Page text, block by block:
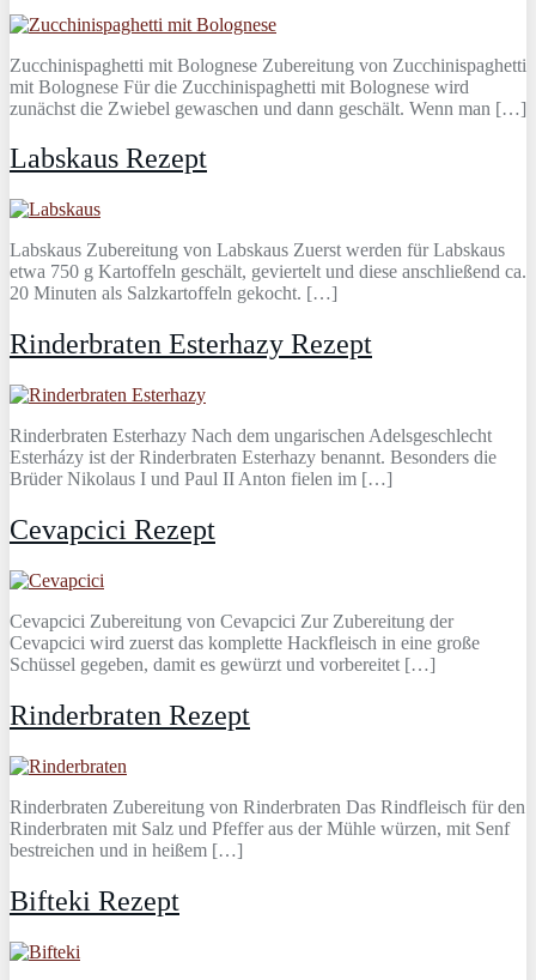
Zucchinispaghetti mit Bolognese Zubereitung von Zucchinispaghetti
mit Bolognese Für die Zucchinispaghetti mit Bolognese wird
zunächst die Zwiebel gewaschen und dann geschält. Wenn man […]
Labskaus Rezept
Labskaus Zubereitung von Labskaus Zuerst werden für Labskaus
etwa 750 g Kartoffeln geschält, geviertelt und diese anschließend ca.
20 Minuten als Salzkartoffeln gekocht. […]
Rinderbraten Esterhazy Rezept
Rinderbraten Esterhazy Nach dem ungarischen Adelsgeschlecht
Esterházy ist der Rinderbraten Esterhazy benannt. Besonders die
Brüder Nikolaus I und Paul II Anton fielen im […]
Cevapcici Rezept
Cevapcici Zubereitung von Cevapcici Zur Zubereitung der
Cevapcici wird zuerst das komplette Hackfleisch in eine große
Schüssel gegeben, damit es gewürzt und vorbereitet […]
Rinderbraten Rezept
Rinderbraten Zubereitung von Rinderbraten Das Rindfleisch für den
Rinderbraten mit Salz und Pfeffer aus der Mühle würzen, mit Senf
bestreichen und in heißem […]
Bifteki Rezept